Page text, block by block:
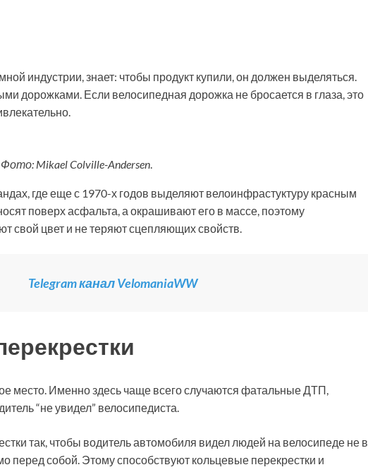
индустрии, знает: чтобы продукт купили, он должен выделяться.
дорожками. Если велосипедная дорожка не бросается в глаза, это
Mikael Colville-Andersen
где еще с 1970-х годов выделяют велоинфрастуктуру красным
поверх асфальта, а окрашивают его в массе, поэтому
свой цвет и не теряют сцепляющих свойств.
Telegram канал VelomaniaWW
место. Именно здесь чаще всего случаются фатальные ДТП,
“не увидел” велосипедиста.
так, чтобы водитель автомобиля видел людей на велосипеде не в
перед собой. Этому способствуют кольцевые перекрестки и